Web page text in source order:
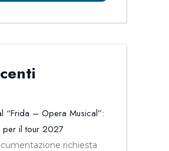
“Frida – Opera Musical”:
per il tour 2027
richiesta